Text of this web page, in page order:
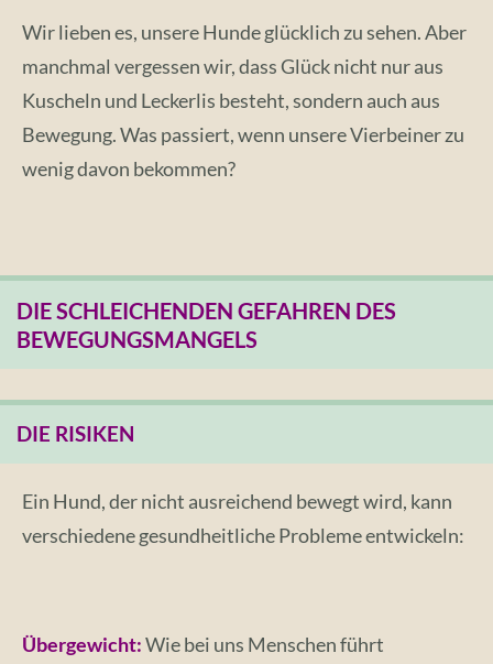
Wir lieben es, unsere Hunde glücklich zu sehen. Aber
manchmal vergessen wir, dass Glück nicht nur aus
Kuscheln und Leckerlis besteht, sondern auch aus
Bewegung. Was passiert, wenn unsere Vierbeiner zu
wenig davon bekommen?
DIE SCHLEICHENDEN GEFAHREN DES
BEWEGUNGSMANGELS
DIE RISIKEN
Ein Hund, der nicht ausreichend bewegt wird, kann
verschiedene gesundheitliche Probleme entwickeln:
Übergewicht:Wie bei uns Menschen führt